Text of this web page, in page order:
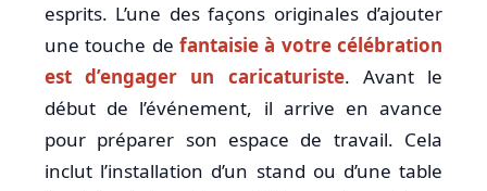
esprits. L’une des façons originales d’ajouter
une touche de fantaisie à votre célébration
est d’engager un caricaturiste. Avant le
début de l’événement, il arrive en avance
pour préparer son espace de travail. Cela
inclut l’installation d’un stand ou d’une table